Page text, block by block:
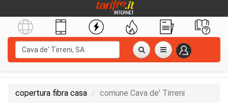
copertura fibra casa comune Cava de' Tirreni